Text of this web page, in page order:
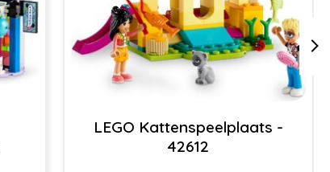
LEGO Kattenspeelplaats -
42612